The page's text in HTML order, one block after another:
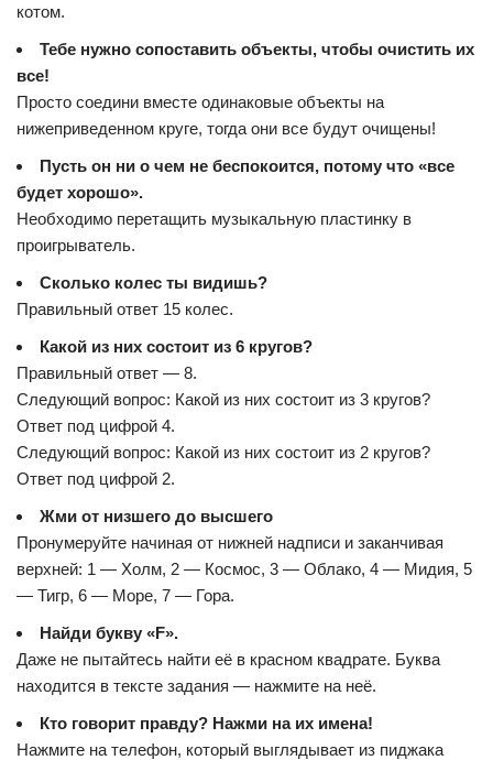
котом.
Тебе нужно сопоставить объекты, чтобы очистить их
все!
Просто соедини вместе одинаковые объекты на
нижеприведенном круге, тогда они все будут очищены!
Пусть он ни о чем не беспокоится, потому что «все
будет хорошо».
Необходимо перетащить музыкальную пластинку в
проигрыватель.
Сколько колес ты видишь?
Правильный ответ 15 колес.
Какой из них состоит из 6 кругов?
Правильный ответ — 8.
Следующий вопрос: Какой из них состоит из 3 кругов?
Ответ под цифрой 4.
Следующий вопрос: Какой из них состоит из 2 кругов?
Ответ под цифрой 2.
Жми от низшего до высшего
Пронумеруйте начиная от нижней надписи и заканчивая
верхней: 1 — Холм, 2 — Космос, 3 — Облако, 4 — Мидия, 5
— Тигр, 6 — Море, 7 — Гора.
Найди букву «F».
Даже не пытайтесь найти её в красном квадрате. Буква
находится в тексте задания — нажмите на неё.
Кто говорит правду? Нажми на их имена!
Нажмите на телефон, который выглядывает из пиджака